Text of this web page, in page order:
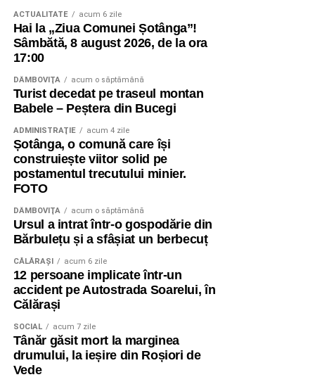
ACTUALITATE acum 6 zile
Hai la „Ziua Comunei Șotânga”!
Sâmbătă, 8 august 2026, de la ora
17:00
DÂMBOVIŢA acum o săptămână
Turist decedat pe traseul montan
Babele – Peștera din Bucegi
ADMINISTRAŢIE acum 4 zile
Șotânga, o comună care își
construiește viitor solid pe
postamentul trecutului minier.
FOTO
DÂMBOVIŢA acum o săptămână
Ursul a intrat într-o gospodărie din
Bărbulețu și a sfâșiat un berbecuț
CĂLĂRAŞI acum 6 zile
12 persoane implicate într-un
accident pe Autostrada Soarelui, în
Călărași
SOCIAL acum 7 zile
Tânăr găsit mort la marginea
drumului, la ieșire din Roșiori de
Vede